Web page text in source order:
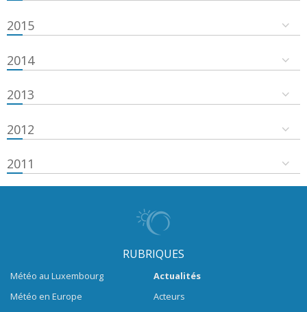
2015
2014
2013
2012
2011
RUBRIQUES
Météo au Luxembourg
Météo en Europe
Actualités
Acteurs